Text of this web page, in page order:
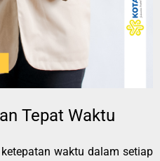
Tepat Waktu
waktu dalam setiap